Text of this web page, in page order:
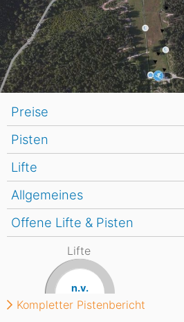
Allgemeines
Lifte
Pisten
Offene Lifte & Pisten
Lifte
n.v.
Kompletter Pistenbericht
Preise